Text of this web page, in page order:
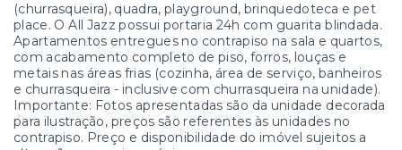
(churrasqueira), quadra, playground, brinquedoteca e pet
place. O All Jazz possui portaria 24h com guarita blindada.
Apartamentos entregues no contrapiso na sala e quartos,
com acabamento completo de piso, forros, louças e
metais nas áreas frias (cozinha, área de serviço, banheiros
e churrasqueira - inclusive com churrasqueira na unidade).
Importante: Fotos apresentadas são da unidade decorada
para ilustração, preços são referentes às unidades no
contrapiso. Preço e disponibilidade do imóvel sujeitos a